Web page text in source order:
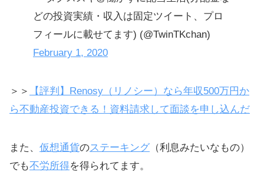
どの投資実績・収入は固定ツイート、プロ
フィールに載せてます) (@TwinTKchan)
February 1, 2020
＞＞
【評判】Renosy（リノシー）なら年収500万円か
ら不動産投資できる！資料請求して面談を申し込んだ
また、 仮想通貨のステーキング （利息みたいなもの）
でも不労所得を得られてます。